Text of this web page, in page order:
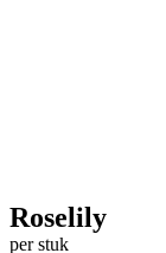
Roselily
per stuk